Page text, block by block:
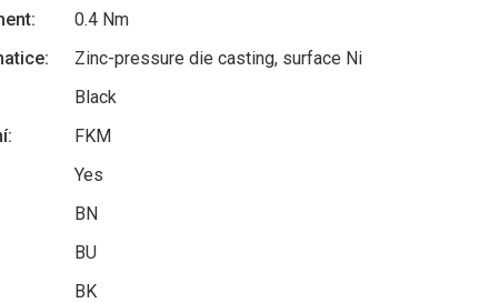
0.4 Nm
Zinc-pressure die casting, surface Ni
Black
FKM
Yes
BN
BU
BK